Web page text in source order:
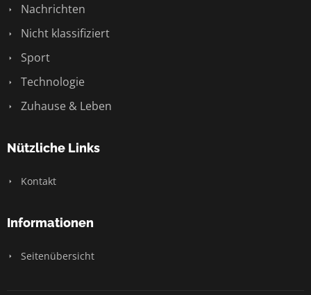
Nachrichten
Nicht klassifiziert
Sport
Technologie
Zuhause & Leben
Nützliche Links
Kontakt
Informationen
Seitenübersicht